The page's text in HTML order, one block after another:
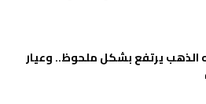
الذهب يرتفع بشكل ملحوظ.. وعيار